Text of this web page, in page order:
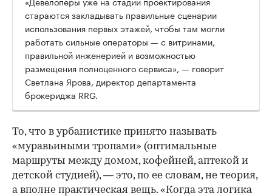
00:00
стараются закладывать правильные сценарии
использования первых этажей, чтобы там могли
работать сильные операторы — с витринами,
правильной инженерией и возможностью
размещения полноценного сервиса», — говорит
Светлана Ярова, директор департамента
брокериджа RRG.
То, что в урбанистике принято называть
«муравьиными тропами» (оптимальные
маршруты между домом, кофейней, аптекой и
детской студией), — это, по ее словам, не теория,
а вполне практическая вещь. «Когда эта логика